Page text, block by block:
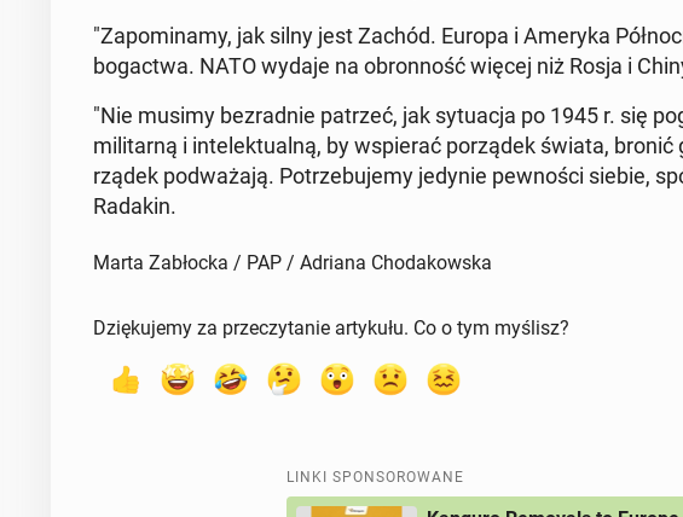
"Za­po­mi­na­my, jak silny jest Zachód. Europa i Ameryka
bo­gac­twa. NATO wydaje na obron­ność więcej niż Rosja i
"Nie musimy bez­rad­nie patrzeć, jak sy­tu­acja po 1945 r. się
mi­li­tar­ną i in­te­lek­tu­al­ną, by wspie­rać po­rzą­dek świata,
rzą­dek pod­wa­ża­ją. Po­trze­bu­je­my jedynie pew­no­ści siebie,
Radakin.
Marta Zabłocka / PAP / Adriana Chodakowska
Dziękujemy za przeczytanie artykułu. Co o tym myślisz?
LINKI SPONSOROWANE